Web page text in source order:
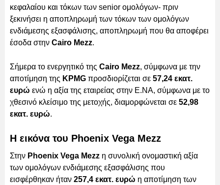
κεφαλαίου και τόκων των senior ομολόγων- πριν
ξεκινήσει η αποπληρωμή των τόκων των ομολόγων
ενδιάμεσης εξασφάλισης, αποπληρωμή που θα αποφέρει
έσοδα στην Cairo Mezz.
Σήμερα το ενεργητικό της Cairo Mezz, σύμφωνα με την
αποτίμηση της KPMG προσδιορίζεται σε 57,24 εκατ.
ευρώ ενώ η αξία της εταιρείας στην Ε.ΝΑ, σύμφωνα με το
χθεσινό κλείσιμο της μετοχής, διαμορφώνεται σε 52,98
εκατ. ευρώ.
Η εικόνα του Phoenix Vega Mezz
Στην Phoenix Vega Mezz η συνολική ονομαστική αξία
των ομολόγων ενδιάμεσης εξασφάλισης που
εισφέρθηκαν ήταν 257,4 εκατ. ευρώ η αποτίμηση των